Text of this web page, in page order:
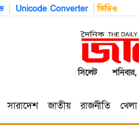
Unicode Converter ভিডিও
সিলেট
সারাদেশ জাতীয় রাজনীতি খেলা